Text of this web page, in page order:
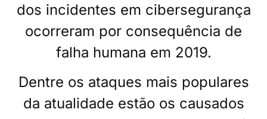
dos incidentes em cibersegurança
ocorreram por consequência de
falha humana em 2019.
Dentre os ataques mais populares
da atualidade estão os causados